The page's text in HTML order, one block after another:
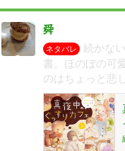
舜
ネタバレ
続かな
書。ほのぼの可
のはちょっと悲